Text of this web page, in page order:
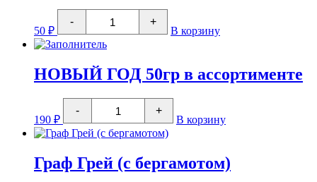
50 ₽
-
Количество
товара
Упаковка
Улыбка
Ночь
Клеопатры,
+
В корзину
НОВЫЙ ГОД 50гр в ассортименте
190 ₽
-
Количество
товара
НОВЫЙ
ГОД
в
ассортименте
+
В корзину
Граф Грей (с бергамотом)